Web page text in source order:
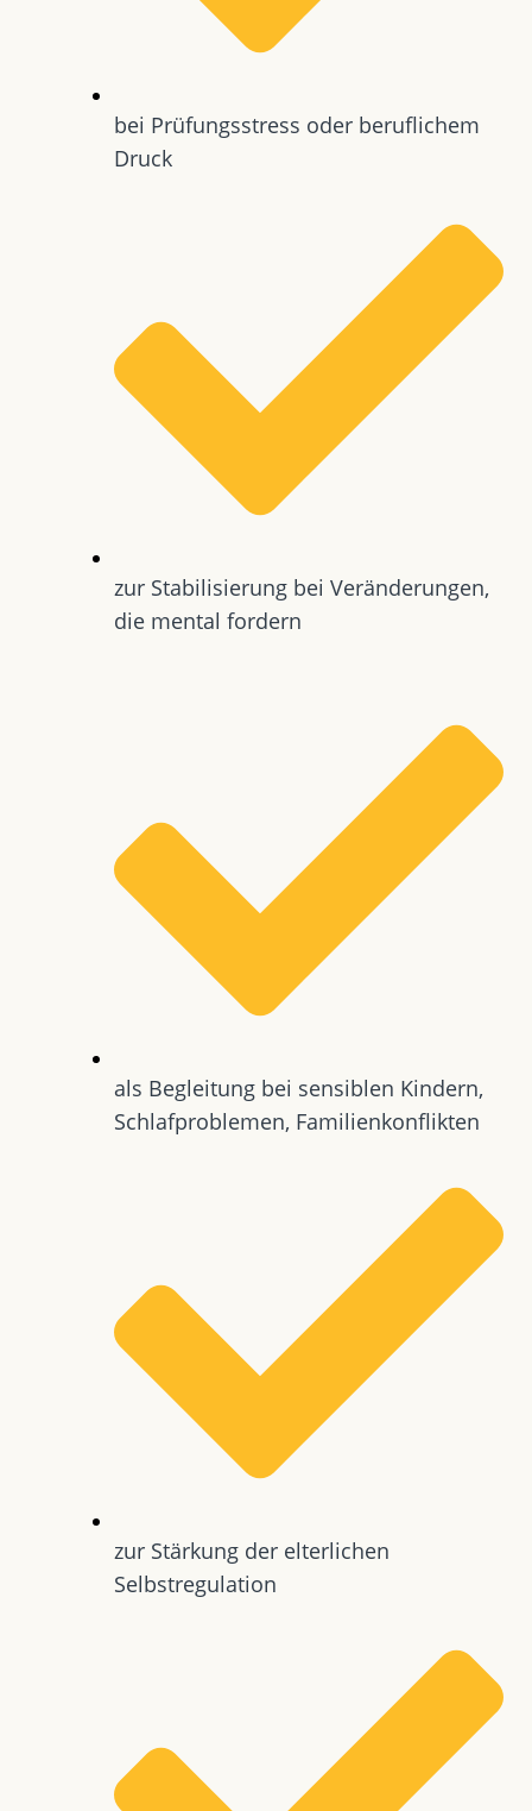
bei Prüfungsstress oder beruflichem
Druck
zur Stabilisierung bei Veränderungen,
die mental fordern
als Begleitung bei sensiblen Kindern,
Schlafproblemen, Familienkonflikten
zur Stärkung der elterlichen
Selbstregulation